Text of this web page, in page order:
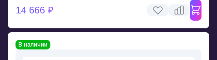
14 666 ₽
В наличии